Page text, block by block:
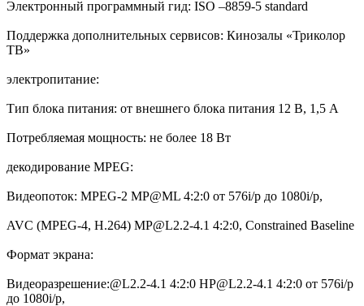
Электронный программный гид: ISO –8859-5 standard
Поддержка дополнительных сервисов: Кинозалы «Триколор
ТВ»
электропитание:
Тип блока питания: от внешнего блока питания 12 В, 1,5 А
Потребляемая мощность: не более 18 Вт
декодирование MPEG:
Видеопоток: MPEG-2 MP@ML 4:2:0 от 576i/p до 1080i/p,
AVC (MPEG-4, H.264) MP@L2.2-4.1 4:2:0, Constrained Baseline
Формат экрана:
Видеоразрешение:@L2.2-4.1 4:2:0 HP@L2.2-4.1 4:2:0 от 576i/p
до 1080i/p,